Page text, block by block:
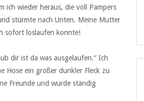
ich wieder heraus, die voll Pampers
stürmte nach Unten. Meine Mutter
sofort loslaufen konnte!
dir ist da was ausgelaufen.“ Ich
Hose ein großer dunkler Fleck zu
Freunde und wurde ständig